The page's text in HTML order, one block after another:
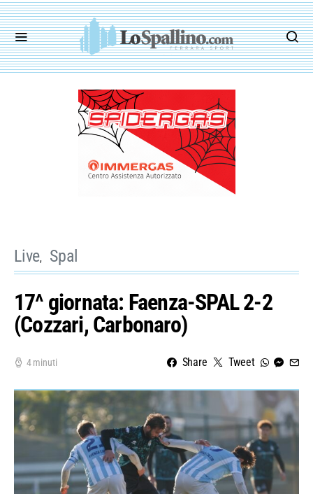
Live Spal
17^ giornata: Faenza-SPAL 2-2
(Cozzari, Carbonaro)
4 minuti Share Tweet